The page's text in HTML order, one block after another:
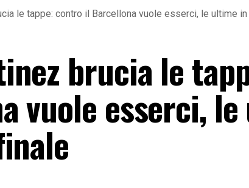
le tappe: contro il Barcellona vuole esserci, le ultime
brucia le
vuole esserci,